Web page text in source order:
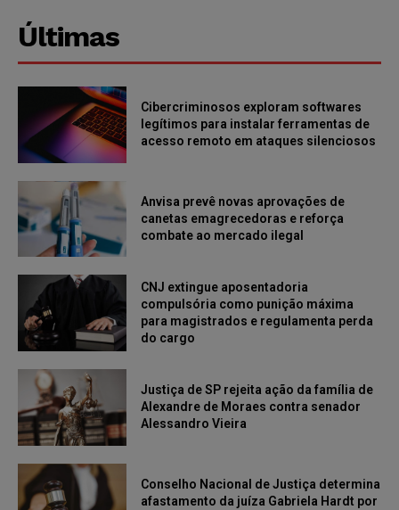
Últimas
Cibercriminosos exploram softwares
legítimos para instalar ferramentas de
acesso remoto em ataques silenciosos
Anvisa prevê novas aprovações de
canetas emagrecedoras e reforça
combate ao mercado ilegal
CNJ extingue aposentadoria
compulsória como punição máxima
para magistrados e regulamenta perda
do cargo
Justiça de SP rejeita ação da família de
Alexandre de Moraes contra senador
Alessandro Vieira
Conselho Nacional de Justiça determina
afastamento da juíza Gabriela Hardt por